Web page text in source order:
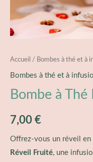
Accueil / Bombes à thé et à
Bombes à thé et à
Bombe à
7,00 €
Offrez-vous un réveil en
Réveil Fruité, une